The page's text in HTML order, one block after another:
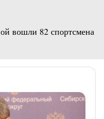
вошли 82 спортсмена